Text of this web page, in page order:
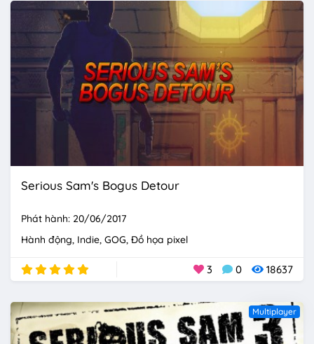
Serious Sam's Bogus Detour
Phát hành: 20/06/2017
Hành động Indie GOG Đồ họa pixel
3 0 18637
Multiplayer